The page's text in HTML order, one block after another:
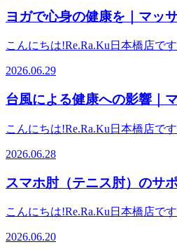
駅 日本橋駅 A７ 出口直結】
ッサージよりも気持ちがいい！
ストフィナンシャルビルB1F(モグ
間 平日12:00～21:00／土日祝
休日）＜店舗電話番号＞03-
salon.nihonbashi@reraku.jp＜HP
http://reraku.jp/studio/nihonbashi/
■□■―――――――――――――
なさんも食生活に手軽に「うどん
でしょうか？ ご予約はこちらか
ク！！） ■周辺駅、観光名所から
本橋高島屋徒歩3分】【各JR線東
山陽新幹線東京駅日本橋口より徒
い】【東京メトロ丸の内線大手町
改札徒歩7分/大手町駅B10出口へ
ロ千代田線大手町駅東改札徒歩7
み下さい】【東京メトロ銀座線
【東京メトロ半蔵門線三越前駅
越本店徒歩5分】【コレド室町徒
京橋駅より１駅 日本橋駅 A７ 出
【東京メトロ半蔵門線三越前駅
越本店徒歩5分】【コレド室町徒
京橋駅より１駅 日本橋駅 A７ 出
町駅より１駅 日本橋駅 A７ 出
Re.Ra.Ku 日本橋店東京都中央区
ストフィナンシャルビルB1F(モ
間 平日12:00～21:00／土日祝
salon.nihonbashi@reraku.jp＜HP
■□■―――――――――――――
強度が高く、筋力、瞬発力の向
り、内臓の動きを活性化させるこ
活に「ラジオ体操」を取り入れて
か。 ご予約はこちらから（あじ
辺駅、観光名所からのアクセス■
A７ 出口直結】【コレド日本橋徒
歩3分】【各JR線東京駅日本橋口
徒歩5分/東京駅八重洲口徒歩7分
改札徒歩7分/大手町駅B10出口へ
ロ丸の内線大手町駅東改札徒歩7
み下さい】【東京メトロ半蔵門線
町駅東改札徒歩7分/大手町駅B10
ことで内臓が刺激され、消化器官
然のマッサージ」のような作用
（血流促進）水圧で横隔膜が押し
臓の働きが活発になります。 ウ
トが3〜6cmほど縮むほどの圧力
しょう！ご予約はこちらから（
各線日本橋駅 A７ 出口直結】【
本橋高島屋徒歩3分】【各JR線東
駅八重洲北口徒歩5分/東京駅八重
山陽新幹線東京駅日本橋口より
線大手町駅東改札徒歩7分/大手町
い】【東京メトロ丸の内線大手町
の乱れで自律神経が乱れやすく
ンによる「隠れドライアイ」が原
と対策】①気圧・天候の変化（気
や薄暗い日、急な晴れ間で自律神
り目の周りを温めることで筋肉を
②隠れドライアイ原因: 湿気が多
が、急なエアコン使用や強い日差
です。③紫外線によるダメージ原
カット機能付きのサングラスや帽
を多くし、眼球を上下左右に動
い、目元を温めることで血流を促
ヨガで心身の健康を｜マッ
駅,日本橋駅,大手町駅,三越
こんにちは!Re.Ra.Ku日本橋店で
柔軟性や筋力を高めることで、姿
予防に大きな効果を発揮します
される「深い呼吸」は、乱れがち
のストレスや不安を和らげて良
す。身体の不調を改善するだけで
立ちます。年齢や性別を問わず、
けられるヨガを日常に取り入れ
目指しましょう。 ご予約はこち
各線日本橋駅 A７ 出口直結】【
2026.06.29
台風による健康への影響｜
【東京駅,日本橋駅,大手町駅
こんにちは!Re.Ra.Ku日本橋店で
った「気象病」を引き起こします
を良くする「耳の後ろのマッサ
有効です。また、台風接近時は気
手元に用意してください。さら
水は、エアコンの停止による熱中
2026.06.28
スマホ肘（テニス肘）のサ
日本橋店【東京駅,日本橋駅
ぐ】
こんにちは!Re.Ra.Ku日本橋店で
のが、サポーターです。テニス肘
2026.06.20